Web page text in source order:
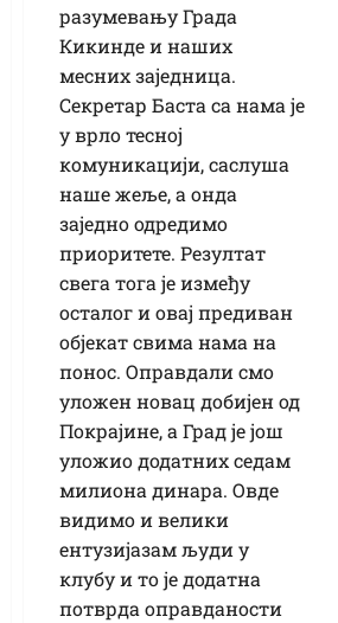
разумевању Града
Кикинде и наших
месних заједница.
Секретар Баста са нама је
у врло тесној
комуникацији, саслуша
наше жеље, а онда
заједно одредимо
приоритете. Резултат
свега тога је између
осталог и овај предиван
објекат свима нама на
понос. Оправдали смо
уложен новац добијен од
Покрајине, а Град је још
уложио додатних седам
милиона динара. Овде
видимо и велики
ентузијазам људи у
клубу и то је додатна
потврда оправданости